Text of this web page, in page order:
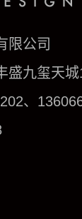
限公司
盛九玺天
、